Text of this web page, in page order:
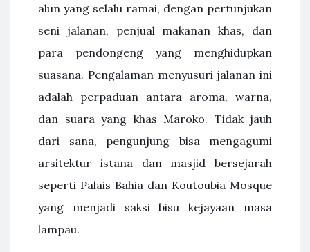
alun yang selalu ramai, dengan pertunjukan
seni jalanan, penjual makanan khas, dan
para pendongeng yang menghidupkan
suasana. Pengalaman menyusuri jalanan ini
adalah perpaduan antara aroma, warna,
dan suara yang khas Maroko. Tidak jauh
dari sana, pengunjung bisa mengagumi
arsitektur istana dan masjid bersejarah
seperti Palais Bahia dan Koutoubia Mosque
yang menjadi saksi bisu kejayaan masa
lampau.